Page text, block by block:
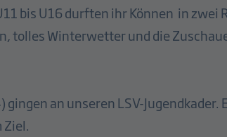
bis U16 durften ihr Können in zwei
tolles Winterwetter und die
an unseren LSV-Jugendkader.
Ziel.